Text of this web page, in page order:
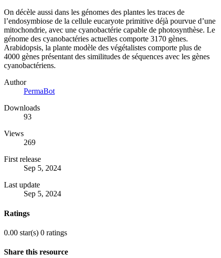
On décèle aussi dans les génomes des plantes les traces de
l’endosymbiose de la cellule eucaryote primitive déjà pourvue d’une
mitochondrie, avec une cyanobactérie capable de photosynthèse. Le
génome des cyanobactéries actuelles comporte 3170 gènes.
Arabidopsis, la plante modèle des végétalistes comporte plus de
4000 gènes présentant des similitudes de séquences avec les gènes
cyanobactériens.
Author
PermaBot
Downloads
93
Views
269
First release
Sep 5, 2024
Last update
Sep 5, 2024
Ratings
0.00 star(s) 0 ratings
Share this resource